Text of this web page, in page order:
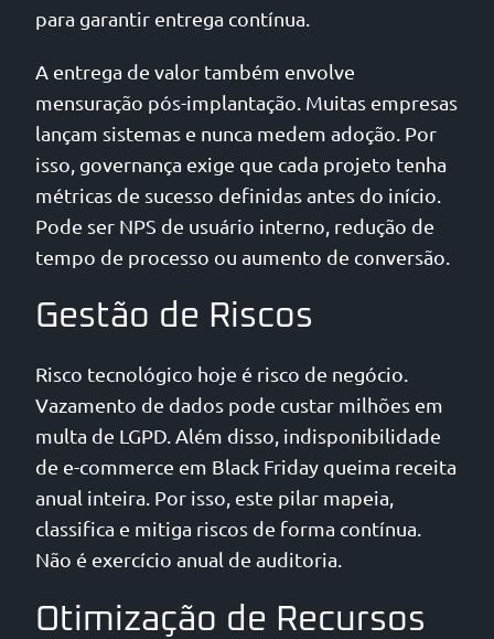
para garantir entrega contínua.
A entrega de valor também envolve
mensuração pós-implantação. Muitas empresas
lançam sistemas e nunca medem adoção. Por
isso, governança exige que cada projeto tenha
métricas de sucesso definidas antes do início.
Pode ser NPS de usuário interno, redução de
tempo de processo ou aumento de conversão.
Gestão de Riscos
Risco tecnológico hoje é risco de negócio.
Vazamento de dados pode custar milhões em
multa de LGPD. Além disso, indisponibilidade
de e-commerce em Black Friday queima receita
anual inteira. Por isso, este pilar mapeia,
classifica e mitiga riscos de forma contínua.
Não é exercício anual de auditoria.
Otimização de Recursos